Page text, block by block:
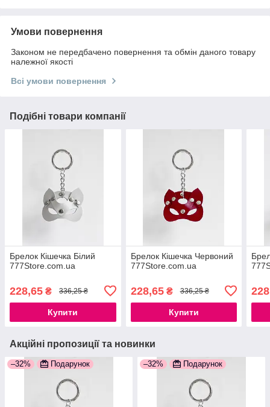
Умови повернення
Законом не передбачено повернення та обмін даного товару
належної якості
Всі умови повернення
Подібні товари компанії
Брелок Кішечка Білий
777Store.com.ua
228,65 ₴ 336,25 ₴
Купити
Брелок Кішечка Червоний
777Store.com.ua
228,65₴ 336,25 ₴
Купити
Акційні пропозиції та новинки
–32% Подарунок –32% Подарунок